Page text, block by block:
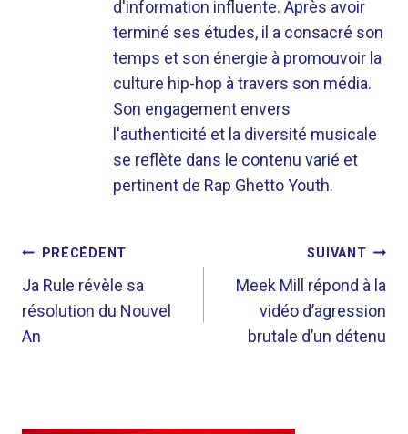
d'information influente. Après avoir
terminé ses études, il a consacré son
temps et son énergie à promouvoir la
culture hip-hop à travers son média.
Son engagement envers
l'authenticité et la diversité musicale
se reflète dans le contenu varié et
pertinent de Rap Ghetto Youth.
NAVIGATION
DE
L’ARTICLE
PRÉCÉDENT
Ja Rule révèle sa
résolution du Nouvel
An
SUIVANT
Meek Mill répond à la
vidéo d’agression
brutale d’un détenu